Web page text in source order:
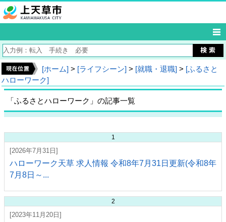
[ホーム] > [ライフシーン] > [就職・退職] > [ふるさと
ハローワーク]
「ふるさとハローワーク」の記事一覧
1
[2026年7月31日]
ハローワーク天草 求人情報 令和8年7月31日更新(令和8年
7月8日～...
2
[2023年11月20日]